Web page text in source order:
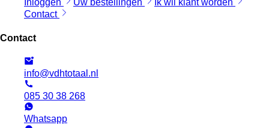
Inloggen Uw bestellingen
Ik wil klant worden
Contact
Contact
info@vdhtotaal.nl
085 30 38 268
Whatsapp